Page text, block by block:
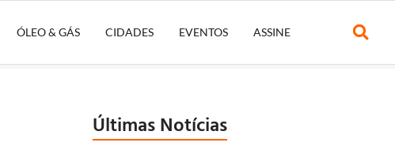
ÓLEO & GÁS CIDADES EVENTOS ASSINE
Últimas Notícias